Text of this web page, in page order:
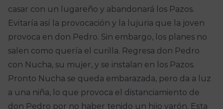
casar con un lugareño y abandonará los Pazos.
Evitaría así la provocación y la lujuria que la joven
provoca en don Pedro. Sin embargo, los planes no
salen como quería el curilla. Regresa don Pedro
con Nucha, su mujer, y se instalan en los Pazos.
Pronto Nucha se queda embarazada, pero da a luz
a una niña, lo que provoca el distanciamiento de
don Pedro por no haber tenido un hijo varón. Esta